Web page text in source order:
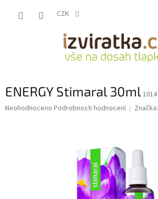
CZK
ENERGY Stimaral 30ml1014
Průměrné
Neohodnoceno Podrobnosti hodnocení Značka: